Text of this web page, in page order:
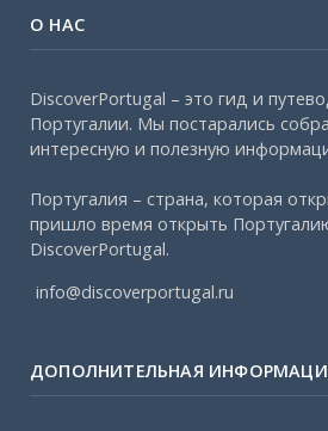
О НАС
DiscoverPortugal – это гид и
Португалии. Мы постарались
интересную и полезную
Португалия – страна, которая
пришло время открыть
DiscoverPortugal.
info@discoverportugal.ru
ДОПОЛНИТЕЛЬНАЯ